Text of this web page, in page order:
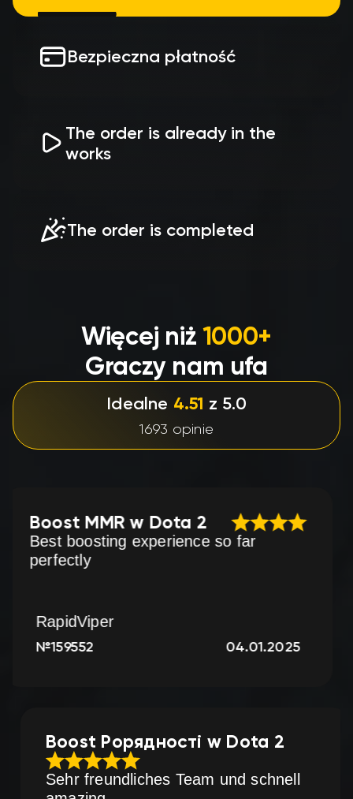
Bezpieczna płatność
complete confidentiality of your data.
The order is already in the
works
experienced specialists for execution. You
can always follow the status.
The order is completed
Więcej niż 1000+
Graczy nam ufa
Idealne 4.51 z 5.0
1693 opinie
MMR w Dota 2
experience so far
Bost
Boost Pорядності w Dota
Sehr freundliches Team und